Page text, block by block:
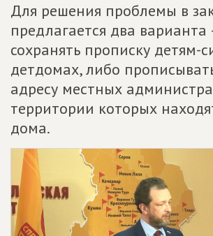
Для решения проблемы в
предлагается два варианта
сохранять прописку детям-
детдомах, либо
адресу местных
территории которых
дома.